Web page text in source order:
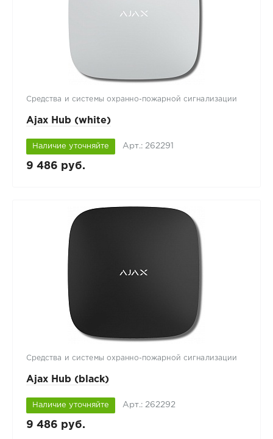
Средства и системы охранно-пожарной сигнализации
Ajax Hub (white)
Наличие уточняйте Арт.: 262291
9 486 руб.
Средства и системы охранно-пожарной сигнализации
Ajax Hub (black)
Наличие уточняйте Арт.: 262292
9 486 руб.